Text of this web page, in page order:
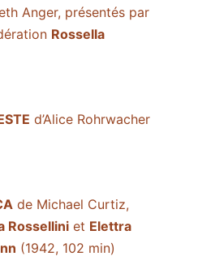
Anger, présentés par
Rossella
d’Alice Rohrwacher
de Michael Curtiz,
Rossellini et Elettra
(1942, 102 min)